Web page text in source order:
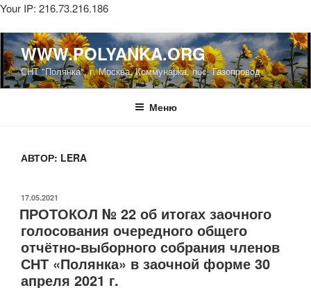
Your IP: 216.73.216.186
Перейти
к
содержимому
WWW.POLYANKA.ORG
СНТ "Полянка", г. Москва, Коммунарка, пос. Газопровод
Меню
АВТОР: LERA
ОПУБЛИКОВАНО
17.05.2021
ПРОТОКОЛ № 22 об итогах заочного
голосования очередного общего
отчётно-выборного собрания членов
СНТ «Полянка» в заочной форме 30
апреля 2021 г.